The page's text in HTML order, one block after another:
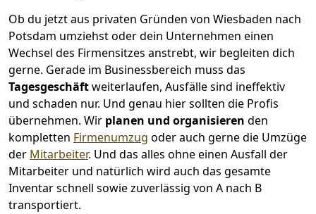
Ob du jetzt aus privaten Gründen von Wiesbaden nach
Potsdam umziehst oder dein Unternehmen einen
Wechsel des Firmensitzes anstrebt, wir begleiten dich
gerne. Gerade im Businessbereich muss das
Tagesgeschäftweiterlaufen, Ausfälle sind ineffektiv
und schaden nur. Und genau hier sollten die Profis
übernehmen. Wir planen und organisieren den
kompletten Firmenumzug oder auch gerne die Umzüge
der Mitarbeiter. Und das alles ohne einen Ausfall der
Mitarbeiter und natürlich wird auch das gesamte
Inventar schnell sowie zuverlässig von A nach B
transportiert.